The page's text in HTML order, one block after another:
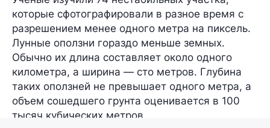
которые сфотографировали в разное время с
разрешением менее одного метра на пиксель.
Лунные оползни гораздо меньше земных.
Обычно их длина составляет около одного
километра, а ширина — сто метров. Глубина
таких оползней не превышает одного метра, а
объем сошедшего грунта оценивается в 100
тысяч кубических метров.